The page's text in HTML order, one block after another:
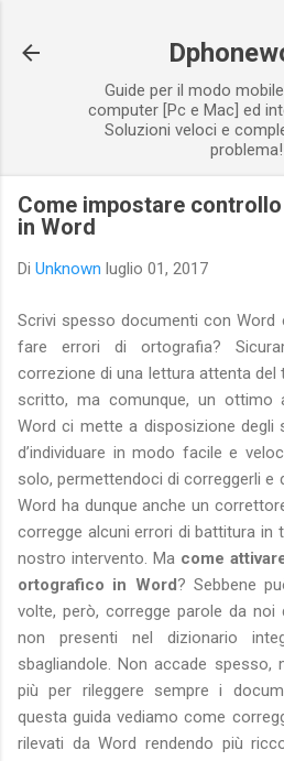
Guide per il modo
computer [Pc e Mac] ed
Soluzioni veloci e
problema!
Come impostare
in Word
Di Unknown luglio 01, 2017
Scrivi spesso documenti con
fare errori di ortografia?
correzione di una lettura attenta del
scritto, ma comunque, un ottimo
Word ci mette a disposizione degli
d’individuare in modo facile e
solo, permettendoci di correggerli e
Word ha dunque anche un
corregge alcuni errori di battitura in
nostro intervento. Ma come
ortografico in Word? Sebbene
volte, però, corregge parole da
non presenti nel dizionario
sbagliandole. Non accade
più per rileggere sempre i
questa guida vediamo come
rilevati da Word rendendo più